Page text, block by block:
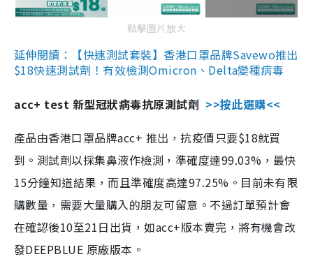
點擊圖片放大
延伸閱讀：【快速測試套裝】香港口罩品牌Savewo推出
$18快速測試劑！有效檢測Omicron、Delta變種病毒
acc+ test 新型冠狀病毒抗原測試劑 >>按此選購<<
產品由香港口罩品牌acc+ 推出，抗疫價只要$18就買
到。測試劑以採集鼻液作檢測，準確度達99.03%，最快
15分鐘知道結果，而且準確度高達97.25%。目前未有限
購數量，需要大量購入的朋友可留意。不過訂單預計會
在確認後10至21日出貨，如acc+版本賣完，將有機會改
發DEEPBLUE 原廠版本。